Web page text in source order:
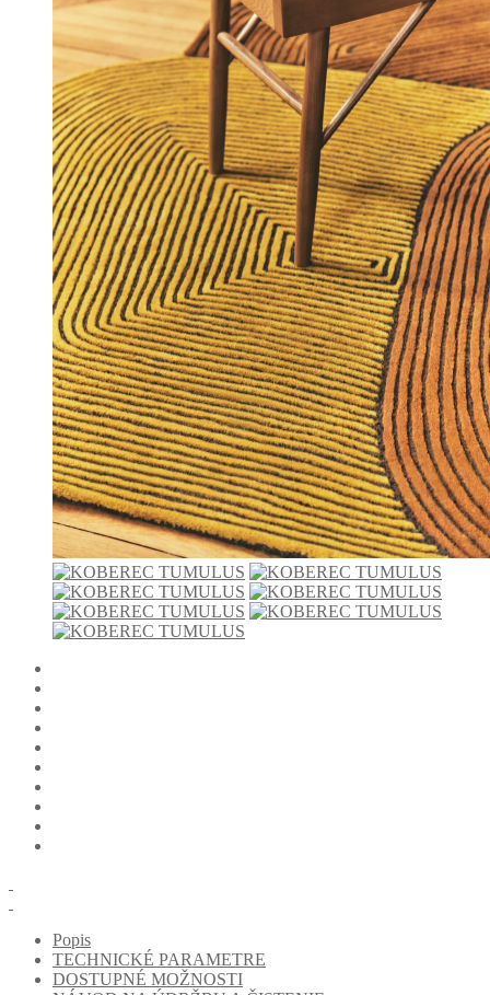
Popis
TECHNICKÉ PARAMETRE
DOSTUPNÉ MOŽNOSTI